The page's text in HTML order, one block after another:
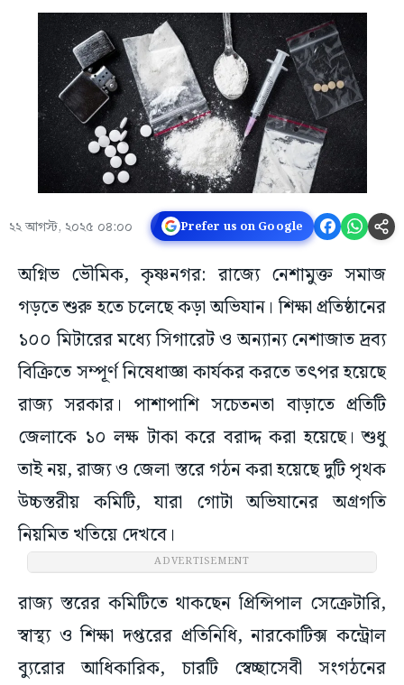
২২ আগস্ট, ২০২৫ ০৪:০০ Prefer us on Google
অগ্নিভ ভৌমিক, কৃষ্ণনগর: রাজ্যে নেশামুক্ত সমাজ
গড়তে শুরু হতে চলেছে কড়া অভিযান। শিক্ষা প্রতিষ্ঠানের
১০০ মিটারের মধ্যে সিগারেট ও অন্যান্য নেশাজাত দ্রব্য
বিক্রিতে সম্পূর্ণ নিষেধাজ্ঞা কার্যকর করতে তৎপর হয়েছে
রাজ্য সরকার। পাশাপাশি সচেতনতা বাড়াতে প্রতিটি
জেলাকে ১০ লক্ষ টাকা করে বরাদ্দ করা হয়েছে। শুধু
তাই নয়, রাজ্য ও জেলা স্তরে গঠন করা হয়েছে দুটি পৃথক
উচ্চস্তরীয় কমিটি, যারা গোটা অভিযানের অগ্রগতি
নিয়মিত খতিয়ে দেখবে।
ADVERTISEMENT
রাজ্য স্তরের কমিটিতে থাকছেন প্রিন্সিপাল সেক্রেটারি,
স্বাস্থ্য ও শিক্ষা দপ্তরের প্রতিনিধি, নারকোটিক্স কন্ট্রোল
ব্যুরোর আধিকারিক, চারটি স্বেচ্ছাসেবী সংগঠনের